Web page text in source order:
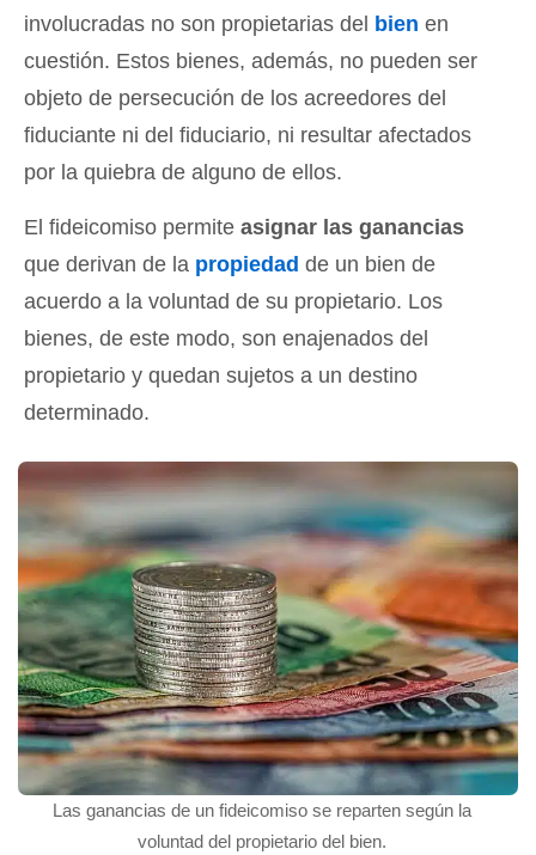
involucradas no son propietarias del bien en
cuestión. Estos bienes, además, no pueden ser
objeto de persecución de los acreedores del
fiduciante ni del fiduciario, ni resultar afectados
por la quiebra de alguno de ellos.
El fideicomiso permite asignar las ganancias
que derivan de la propiedad de un bien de
acuerdo a la voluntad de su propietario. Los
bienes, de este modo, son enajenados del
propietario y quedan sujetos a un destino
determinado.
Las ganancias de un fideicomiso se reparten según la
voluntad del propietario del bien.